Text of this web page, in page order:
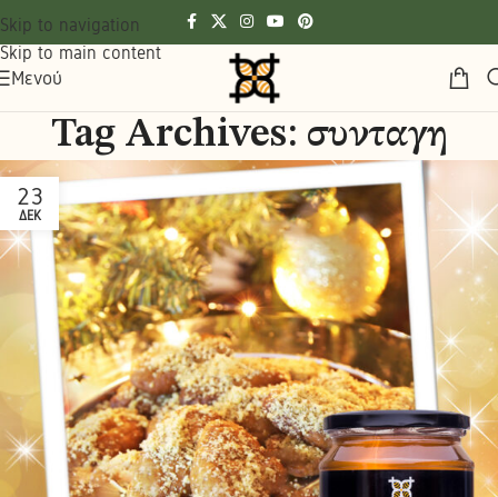
Skip to navigation
Skip to main content
Μενού
Tag Archives: συνταγη
23
ΔΕΚ